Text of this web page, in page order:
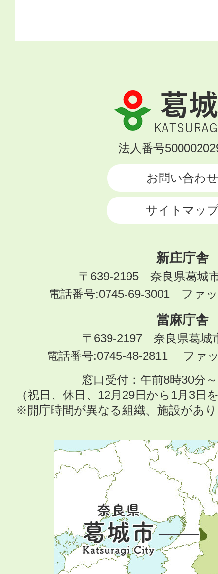
葛
城
市
KATSURAGI
法人番号
お問い合わせ
サイトマッ
新庄庁舎
〒639-2195 奈良県葛城
電話番号:0745-69-3001 ファ
當麻庁舎
〒639-2197 奈良県葛城
電話番号:0745-48-2811 ファ
窓口受付：午前8時30分
（祝日、休日、12月29日から1月3日
※開庁時間が異なる組織、施設があ